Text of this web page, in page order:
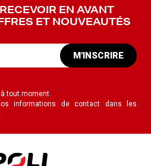
EN AVANT
ET NOUVEAUTÉS
M'INSCRIRE
tout moment.
informations de contact dans les